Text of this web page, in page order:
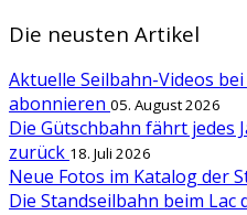
Die neusten Artikel
Aktuelle Seilbahn-Videos
abonnieren 05. August 2026
Die Gütschbahn fährt jedes
zurück 18. Juli 2026
Neue Fotos im Katalog der
Die Standseilbahn beim